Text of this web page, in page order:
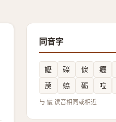
同音字
讈 䃯 㑦 癧
䓞
蛠 砺 㕸
与 儷 读音相同或相近